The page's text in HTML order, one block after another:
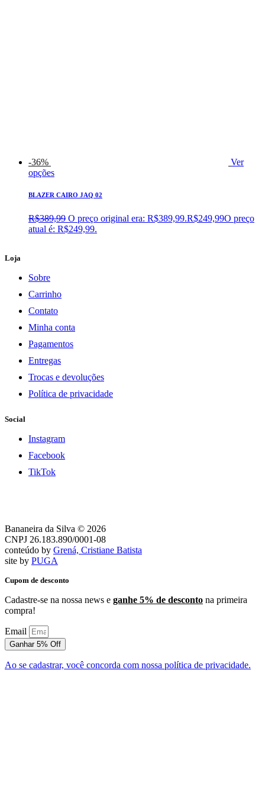
-36%
Ver
opções
BLAZER CAIRO JAQ 02
R$389,99 O preço original era: R$389,99.R$249,99O preço
atual é: R$249,99.
Loja
Sobre
Carrinho
Contato
Minha conta
Pagamentos
Entregas
Trocas e devoluções
Política de privacidade
Social
Instagram
Facebook
TikTok
Bananeira da Silva © 2026
CNPJ 26.183.890/0001-08
conteúdo by Grená, Cristiane Batista
site by PUGA
Cupom de desconto
Cadastre-se na nossa news e ganhe 5% de desconto na primeira
compra!
Email
Ganhar 5% Off
Ao se cadastrar, você concorda com nossa política de privacidade.